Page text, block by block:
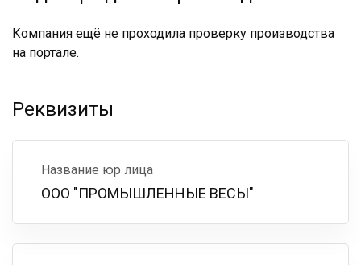
Компания ещё не проходила проверку производства
на портале.
Реквизиты
Название юр лица
ООО "ПРОМЫШЛЕННЫЕ ВЕСЫ"